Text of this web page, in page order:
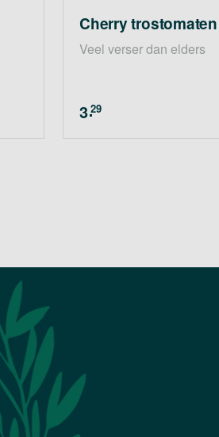
Cherry trostomaten
Veel verser dan elders
3.
29